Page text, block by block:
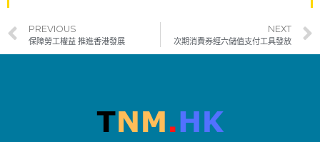
PREVIOUS
保障勞工權益 推進香港發展
NEXT
次期消費券經六儲值支付工具發放